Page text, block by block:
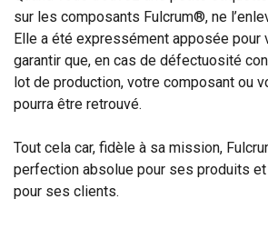
sur les composants Fulcrum®, ne
Elle a été expressément apposée pour
garantir que, en cas de défectuosité
lot de production, votre composant ou
pourra être retrouvé.
Tout cela car, fidèle à sa mission,
perfection absolue pour ses produits
pour ses clients.